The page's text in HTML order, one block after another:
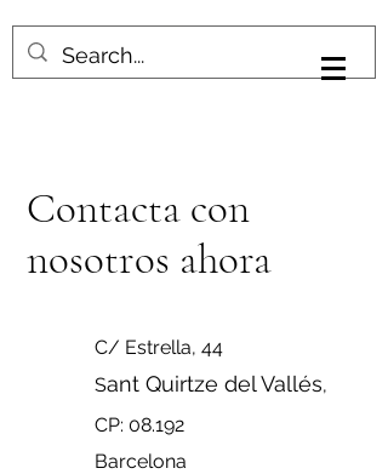
Contacta con
nosotros ahora
C/ Estrella, 44
Sant Quirtze del Vallés,
CP: 08.192
Barcelona